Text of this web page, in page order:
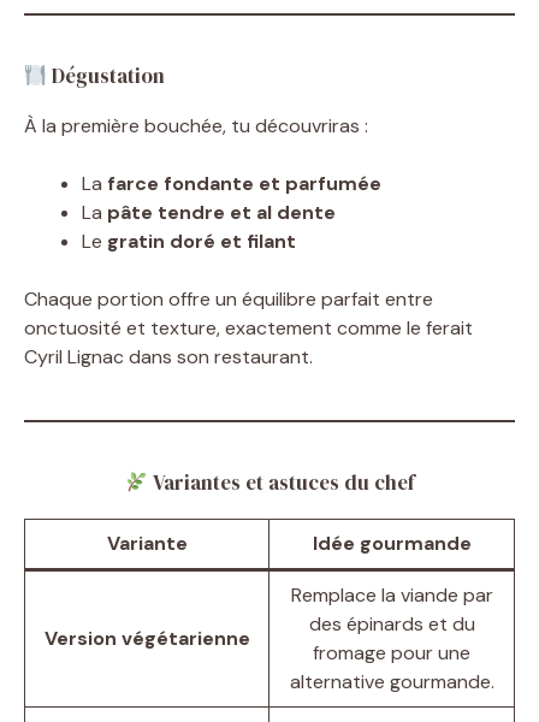
Dégustation
À la première bouchée, tu découvriras :
La farce fondante et parfumée
La pâte tendre et al dente
Le gratin doré et filant
Chaque portion offre un équilibre parfait entre
onctuosité et texture, exactement comme le ferait
Cyril Lignac dans son restaurant.
Variantes et astuces du chef
Variante Idée gourmande
Version végétarienne
Remplace la viande par
des épinards et du
fromage pour une
alternative gourmande.